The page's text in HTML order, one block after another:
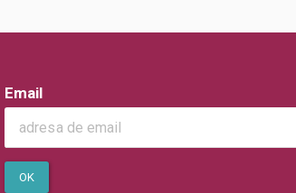
Email
OK